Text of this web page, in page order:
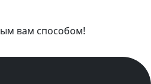
вам способом!